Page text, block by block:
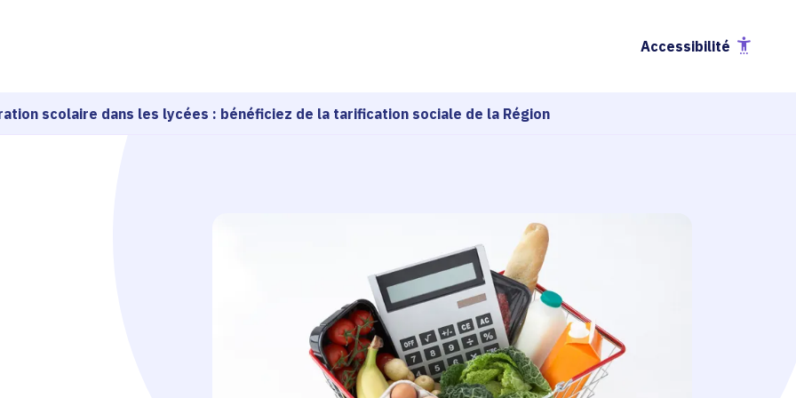
Accessibilité
scolaire dans les lycées : bénéficiez de la tarification sociale de la Région
dans un lycée public ?
2
Votre enfant est scolarisé
dans un lycée privé ?
Calculette restauration
scolaire